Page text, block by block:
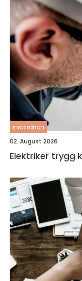
inspiration
02. August 2026